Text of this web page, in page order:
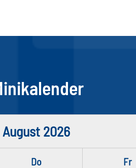
August 2026
Do Fr